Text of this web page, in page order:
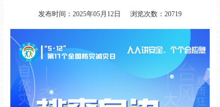
发布时间：2025年05月12日 浏览次数：20719